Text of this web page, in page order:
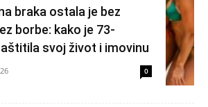
braka ostala je bez
borbe: kako je 73-
svoj život i imovinu
0